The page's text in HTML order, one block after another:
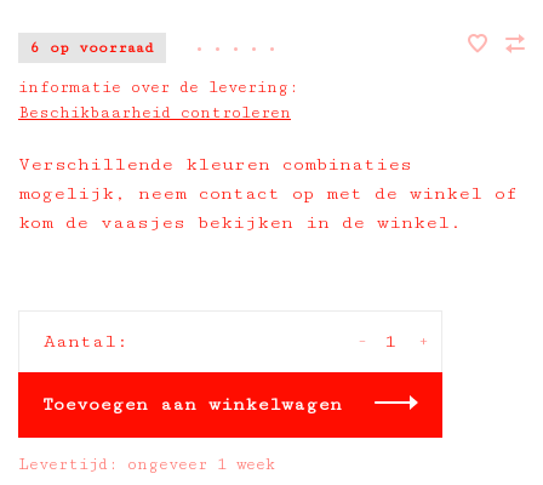
6 op voorraad • • • • •
informatie over de levering:
Beschikbaarheid controleren
Verschillende kleuren combinaties
mogelijk, neem contact op met de winkel of
kom de vaasjes bekijken in de winkel.
Aantal: +
-
Toevoegen aan winkelwagen
Levertijd: ongeveer 1 week